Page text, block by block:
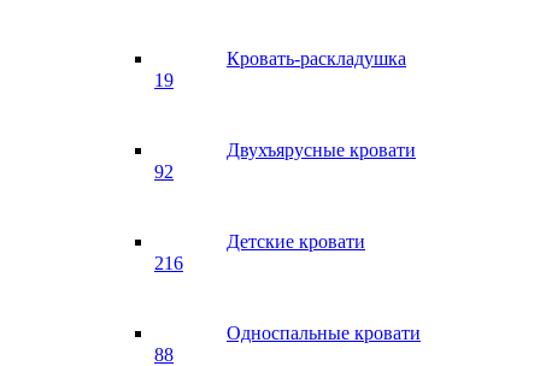
Кровать-раскладушка
19
Двухъярусные кровати
92
Детские кровати
216
Односпальные кровати
88